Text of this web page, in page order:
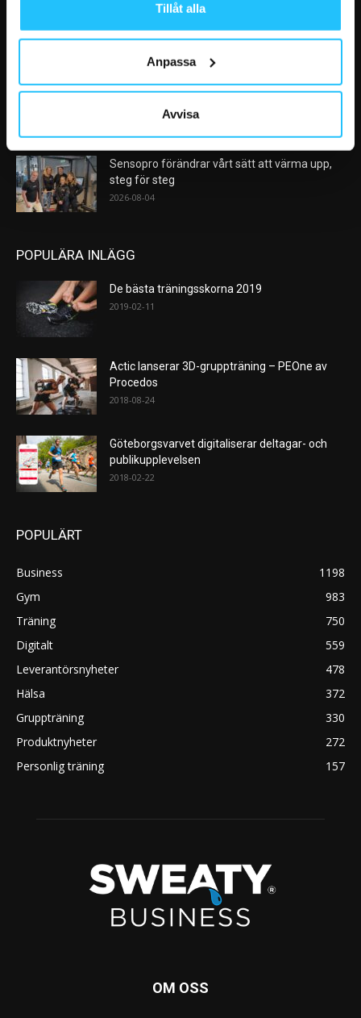
Tillåt alla
Anpassa
Avvisa
AI kommer aldrig kunna ersätta en frukost
2026-08-06
Analys: Europas gymmarknad går in i en ny
Sensopro förändrar vårt sätt att värma upp,
steg för steg
2026-08-04
POPULÄRA INLÄGG
De bästa träningsskorna 2019
2019-02-11
Actic lanserar 3D-gruppträning – PEOne av
Procedos
2018-08-24
Göteborgsvarvet digitaliserar deltagar- och
publikupplevelsen
2018-02-22
POPULÄRT
Business
1198
Gym
983
Träning
750
Digitalt
559
Leverantörsnyheter
478
Hälsa
372
Gruppträning
330
Produktnyheter
272
Personlig träning
157
OM OSS